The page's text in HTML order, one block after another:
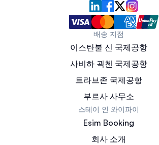
배송 지점
이스탄불 신 국제공항
사비하 괵첸 국제공항
트라브존 국제공항
부르사 사무소
스테이 인 와이파이
Esim Booking
회사 소개